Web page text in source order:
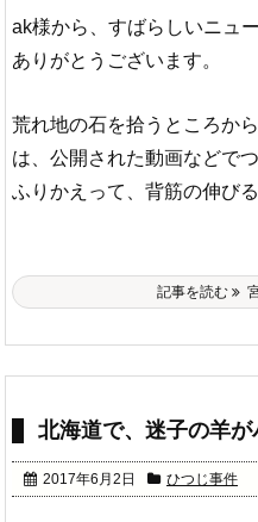
ak様から、すばらしいニュ
ありがとうございます。
荒れ地の石を拾うところか
は、公開された動画などで
ふりかえって、背筋の伸び
記事を読む
北海道で、迷子の羊が
2017年6月2日 ひつじ事件